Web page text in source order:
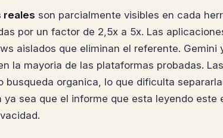
reales son parcialmente visibles en cada
por un factor de 2,5x a 5x. Las
aislados que eliminan el referente. Gemini
la mayoria de las plataformas probadas.
busqueda organica, lo que dificulta
sea que el informe que esta leyendo este